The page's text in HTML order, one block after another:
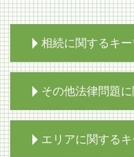
相続に関するキ
限定承認 費用 弁護士
家族信託 売買
家族信託
遺留分 調停
その他法律問題
医療過誤 時効
エリアに関する